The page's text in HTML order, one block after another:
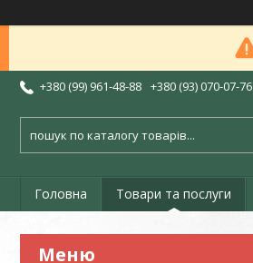
+380 (99) 961-48-88 +380 (93) 070-07-76
Головна Товари та послуги